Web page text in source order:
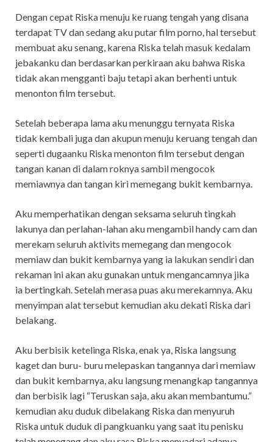
Dengan cepat Riska menuju ke ruang tengah yang disana
terdapat TV dan sedang aku putar film porno, hal tersebut
membuat aku senang, karena Riska telah masuk kedalam
jebakanku dan berdasarkan perkiraan aku bahwa Riska
tidak akan mengganti baju tetapi akan berhenti untuk
menonton film tersebut.
Setelah beberapa lama aku menunggu ternyata Riska
tidak kembali juga dan akupun menuju keruang tengah dan
seperti dugaanku Riska menonton film tersebut dengan
tangan kanan di dalam roknya sambil mengocok
memiawnya dan tangan kiri memegang bukit kembarnya.
Aku memperhatikan dengan seksama seluruh tingkah
lakunya dan perlahan-lahan aku mengambil handy cam dan
merekam seluruh aktivits memegang dan mengocok
memiaw dan bukit kembarnya yang ia lakukan sendiri dan
rekaman ini akan aku gunakan untuk mengancamnya jika
ia bertingkah. Setelah merasa puas aku merekamnya. Aku
menyimpan alat tersebut kemudian aku dekati Riska dari
belakang.
Aku berbisik ketelinga Riska, enak ya, Riska langsung
kaget dan buru- buru melepaskan tangannya dari memiaw
dan bukit kembarnya, aku langsung menangkap tangannya
dan berbisik lagi “Teruskan saja, aku akan membantumu.”
kemudian aku duduk dibelakang Riska dan menyuruh
Riska untuk duduk di pangkuanku yang saat itu penisku